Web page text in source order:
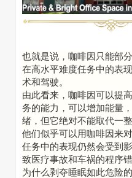
也就是说，咖啡因只能部
在高水平难度任务中的表
术和驾驶。
由此看来，咖啡因可以提
务的能力，可以增加能量
绪，但它绝对不能取代一
他们似乎可以用咖啡因来
任务中的表现仍然会受到
致医疗事故和车祸的程序
为什么剥夺睡眠如此危险